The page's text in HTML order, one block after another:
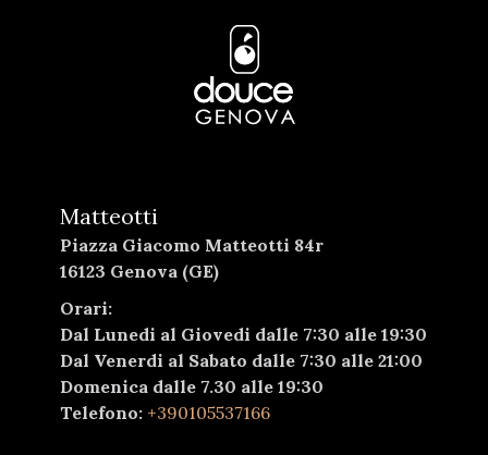
Matteotti
Piazza Giacomo Matteotti 84r
16123 Genova (GE)
Orari:
Dal Lunedi al Giovedi dalle 7:30 alle 19:30
Dal Venerdi al Sabato dalle 7:30 alle 21:00
Domenica dalle 7.30 alle 19:30
Telefono: +390105537166